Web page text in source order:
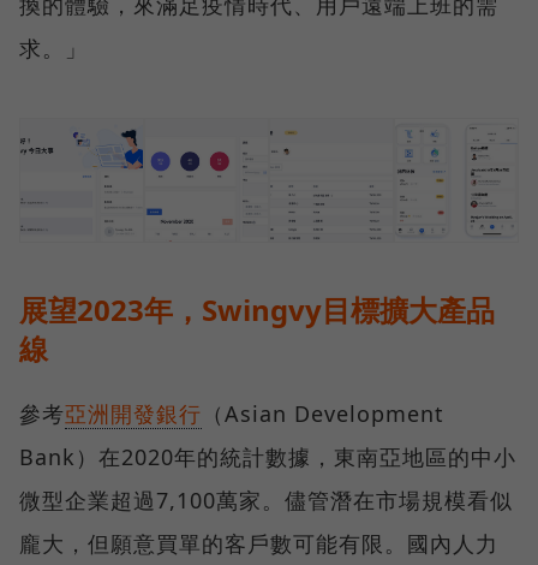
求。」
展望2023年，Swingvy目標擴大產品
線
參考亞洲開發銀行 （Asian Development
Bank）在2020年的統計數據，東南亞地區的中小
微型企業超過7,100萬家。儘管潛在市場規模看似
龐大，但願意買單的客戶數可能有限。國內人力